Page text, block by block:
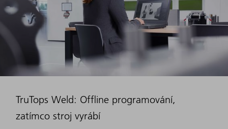
TruTops Weld: Offline programování,
zatímco stroj vyrábí